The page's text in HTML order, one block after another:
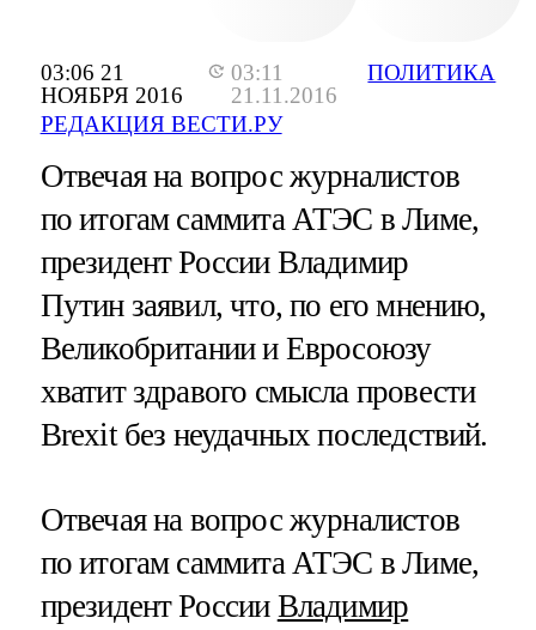
03:06 21
НОЯБРЯ 2016
03:11
21.11.2016
РЕДАКЦИЯ ВЕСТИ.РУ
ПОЛИТИКА
Отвечая на вопрос журналистов
по итогам саммита АТЭС в Лиме,
президент России Владимир
Путин заявил, что, по его мнению,
Великобритании и Евросоюзу
хватит здравого смысла провести
Brexit без неудачных последствий.
Отвечая на вопрос журналистов
по итогам саммита АТЭС в Лиме,
президент России Владимир